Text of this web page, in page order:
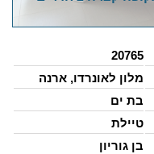
20765
מלון לאונרדו, ארנה
בת ים
טיילת
בן גוריון